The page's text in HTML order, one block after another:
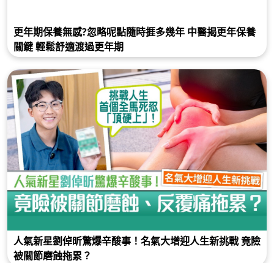
更年期保養無感?忽略呢點隨時捱多幾年 中醫揭更年保養
關鍵 輕鬆舒適渡過更年期
人氣新星劉倬昕驚爆辛酸事！名氣大增迎人生新挑戰 竟險
被關節磨蝕拖累？